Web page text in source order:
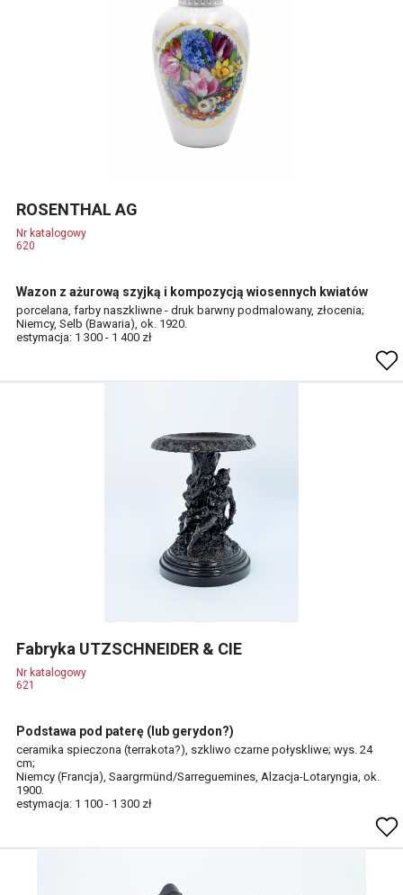
ROSENTHAL AG
Nr katalogowy
620
Wazon z ażurową szyjką i kompozycją wiosennych kwiatów
porcelana, farby naszkliwne - druk barwny podmalowany, złocenia;
Niemcy, Selb (Bawaria), ok. 1920.
estymacja: 1 300 - 1 400 zł
Fabryka UTZSCHNEIDER & CIE
Nr katalogowy
621
Podstawa pod paterę (lub gerydon?)
ceramika spieczona (terrakota?), szkliwo czarne połyskliwe; wys. 24
cm;
Niemcy (Francja), Saargrmünd/Sarreguemines, Alzacja-Lotaryngia, ok.
1900.
estymacja: 1 100 - 1 300 zł